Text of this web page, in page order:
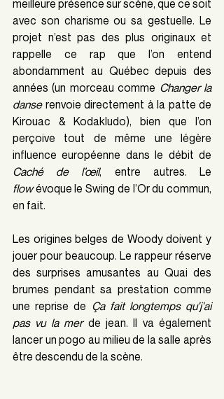
meilleure présence sur scène, que ce soit
avec son charisme ou sa gestuelle. Le
projet n’est pas des plus originaux et
rappelle ce rap que l’on entend
abondamment au Québec depuis des
années (un morceau comme Changer la
danse renvoie directement à la patte de
Kirouac & Kodakludo), bien que l’on
perçoive tout de même une légère
Caché de l’œil
flow évoque le Swing de l’Or du commun,
en fait.
Les origines belges de Woody doivent y
jouer pour beaucoup. Le rappeur réserve
des surprises amusantes au Quai des
brumes pendant sa prestation comme
une reprise de Ça fait longtemps qu'j'ai
pas vu la mer de jean. Il va également
lancer un pogo au milieu de la salle après
être descendu de la scène.